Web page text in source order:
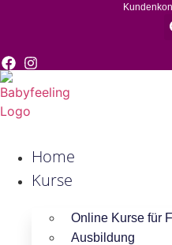
Home
Kurse
Online Kurse für
Ausbildung